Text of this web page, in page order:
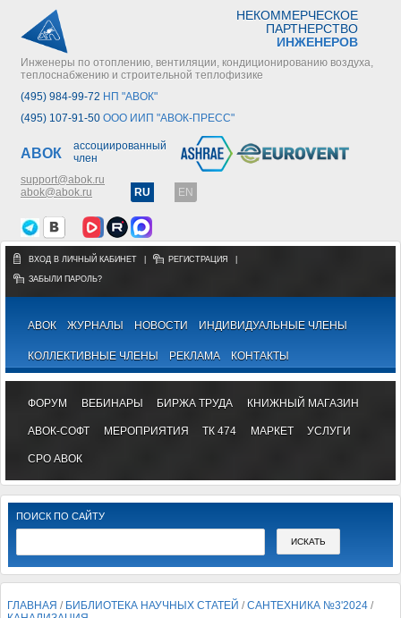
НЕКОММЕРЧЕСКОЕ
ПАРТНЕРСТВО
ИНЖЕНЕРОВ
Инженеры по отоплению, вентиляции, кондиционированию воздуха,
теплоснабжению и строительной теплофизике
(495) 984-99-72 НП "АВОК"
(495) 107-91-50 ООО ИИП "АВОК-ПРЕСС"
АВОК
ассоциированный
член
support@abok.ru
abok@abok.ru
RU EN
ВХОД В ЛИЧНЫЙ КАБИНЕТ РЕГИСТРАЦИЯ
ЗАБЫЛИ ПАРОЛЬ?
АВОК ЖУРНАЛЫ НОВОСТИ ИНДИВИДУАЛЬНЫЕ ЧЛЕНЫ
КОЛЛЕКТИВНЫЕ ЧЛЕНЫ РЕКЛАМА КОНТАКТЫ
ФОРУМ ВЕБИНАРЫ БИРЖА ТРУДА КНИЖНЫЙ МАГАЗИН
АВОК-СОФТ МЕРОПРИЯТИЯ ТК 474 МАРКЕТ УСЛУГИ
СРО АВОК
ПОИСК ПО САЙТУ
ГЛАВНАЯ / БИБЛИОТЕКА НАУЧНЫХ СТАТЕЙ /САНТЕХНИКА №3'2024 /